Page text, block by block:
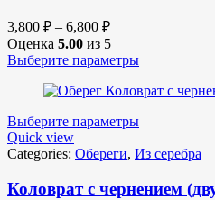
3,800 ₽ – 6,800 ₽
Оценка 5.00 из 5
Выберите параметры
Выберите параметры
Quick view
Categories: Обереги, Из серебра
Коловрат с чернением